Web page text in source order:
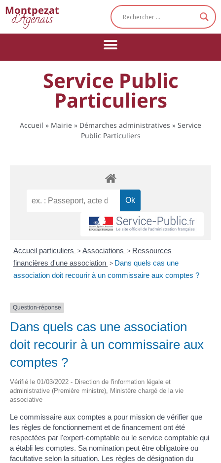
Montpezat
d'Agenais
Service Public
Particuliers
Accueil » Mairie » Démarches administratives » Service
Public Particuliers
Accueil particuliers > Associations > Ressources
financières d'une association > Dans quels cas une
association doit recourir à un commissaire aux comptes ?
Question-réponse
Dans quels cas une association
doit recourir à un commissaire aux
comptes ?
Vérifié le 01/03/2022 - Direction de l'information légale et
administrative (Première ministre), Ministère chargé de la vie
associative
Le commissaire aux comptes a pour mission de vérifier que
les règles de fonctionnement et de financement ont été
respectées par l'expert-comptable ou le service comptable qui
a établi les comptes. Sa nomination peut être obligatoire ou
facultative selon la situation. Les règles de désignation du
Cookies management panel